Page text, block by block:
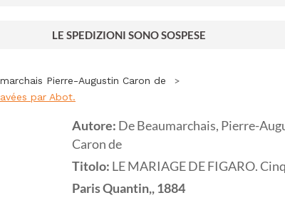
LE SPEDIZIONI SONO SOSPESE
Pierre-Augustin Caron de
par Abot.
Autore: De Beaumarchais, Pierre-
Caron de
Titolo: LE MARIAGE DE FIGARO.
ParisQuantin,,1884